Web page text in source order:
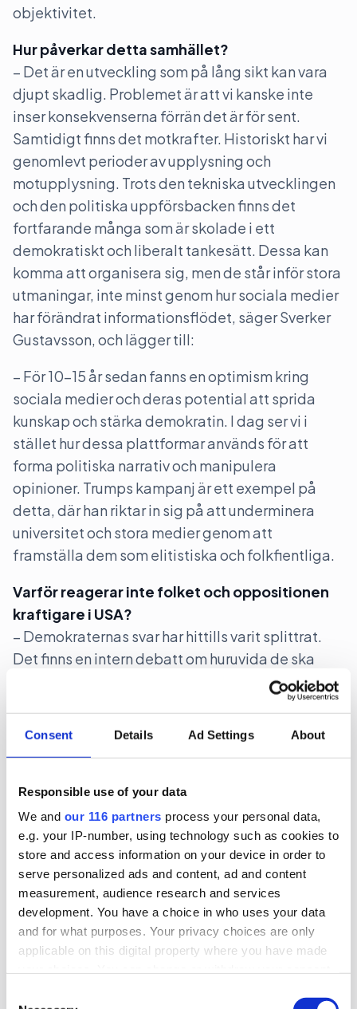
Consent Details Ad Settings About
Responsible use of your data
We and our 116 partners process your personal data,
e.g. your IP-number, using technology such as cookies to
store and access information on your device in order to
serve personalized ads and content, ad and content
measurement, audience research and services
development. You have a choice in who uses your data
and for what purposes. Your privacy choices are only
applicable on this digital property where you have made
objektivitet.
Hur påverkar detta samhället?
– Det är en utveckling som på lång sikt kan vara
djupt skadlig. Problemet är att vi kanske inte
inser konsekvenserna förrän det är för sent.
Samtidigt finns det motkrafter. Historiskt har vi
genomlevt perioder av upplysning och
motupplysning. Trots den tekniska utvecklingen
och den politiska uppförsbacken finns det
fortfarande många som är skolade i ett
demokratiskt och liberalt tankesätt. Dessa kan
komma att organisera sig, men de står inför stora
utmaningar, inte minst genom hur sociala medier
har förändrat informationsflödet, säger Sverker
Gustavsson, och lägger till:
– För 10–15 år sedan fanns en optimism kring
sociala medier och deras potential att sprida
kunskap och stärka demokratin. I dag ser vi i
stället hur dessa plattformar används för att
forma politiska narrativ och manipulera
opinioner. Trumps kampanj är ett exempel på
detta, där han riktar in sig på att underminera
universitet och stora medier genom att
framställa dem som elitistiska och folkfientliga.
Varför reagerar inte folket och oppositionen
kraftigare i USA?
– Demokraternas svar har hittills varit splittrat.
Det finns en intern debatt om huruvida de ska
bemöta varje enskild provokation eller låta
motståndaren med en mängd utspel och
att snabbt orientera sig i det politiska
landskapet.
– En positiv aspekt är att domstolarna hittills har
upprätthållit rättsstatens principer. Trump har
öppet föraktat det juridiska systemet och dess
roll i maktdelningen, men det har visat sig vara en
av de starkaste institutionerna i USA.
Vilken roll har medierna?
– Medierna, särskilt kvalitetstidningar och public